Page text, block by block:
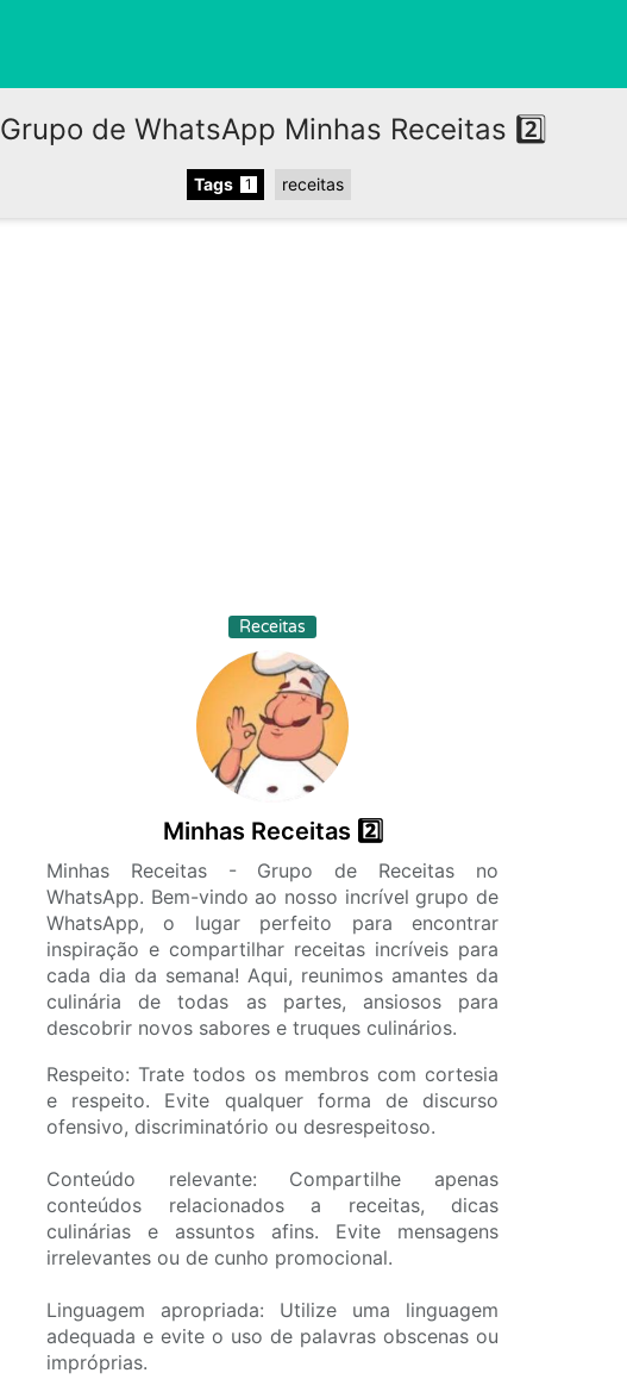
Grupo de WhatsApp Minhas Receitas 2️⃣
Tags 1 receitas
Receitas
Minhas Receitas 2️⃣
Minhas Receitas - Grupo de Receitas no
WhatsApp. Bem-vindo ao nosso incrível grupo de
WhatsApp, o lugar perfeito para encontrar
inspiração e compartilhar receitas incríveis para
cada dia da semana! Aqui, reunimos amantes da
culinária de todas as partes, ansiosos para
descobrir novos sabores e truques culinários.
Respeito: Trate todos os membros com cortesia
e respeito. Evite qualquer forma de discurso
ofensivo, discriminatório ou desrespeitoso.
Conteúdo relevante: Compartilhe apenas
conteúdos relacionados a receitas, dicas
culinárias e assuntos afins. Evite mensagens
irrelevantes ou de cunho promocional.
Linguagem apropriada: Utilize uma linguagem
adequada e evite o uso de palavras obscenas ou
impróprias.